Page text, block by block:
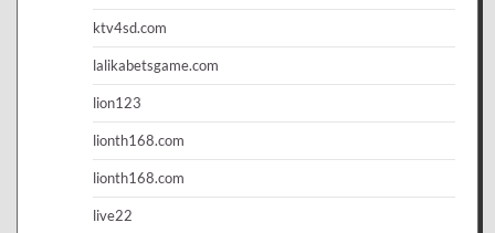
ktv4sd.com
lalikabetsgame.com
lion123
lionth168.com
lionth168.com
live22